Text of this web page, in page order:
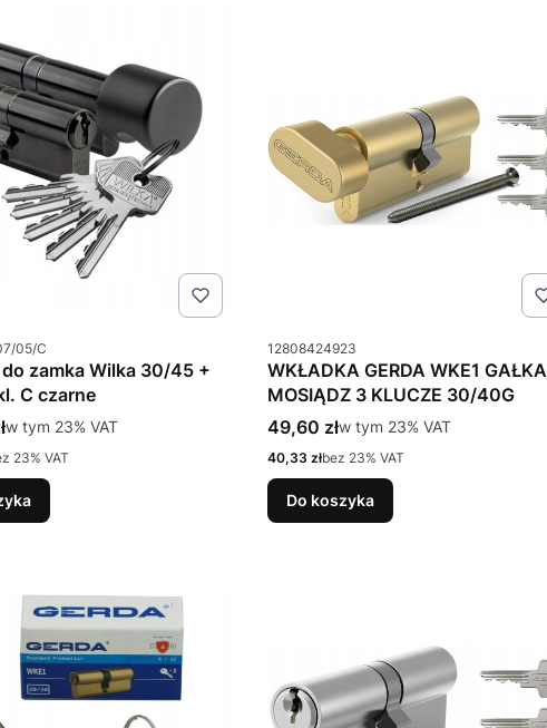
05/C
do zamka Wilka 30/45 +
C czarne
w tym %s VAT
w tym 23% VAT
23% VAT
Kod produktu
12808424923
WKŁADKA GERDA WKE1 GAŁKA
MOSIĄDZ 3 KLUCZE 30/40G
Cena brutto
49,60 złw tym %s VAT
w tym 23% VAT
Cena netto
40,33 złbez 23% VAT
Do koszyka